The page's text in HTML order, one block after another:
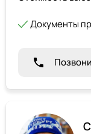
Документы